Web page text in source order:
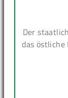
Der
das östliche